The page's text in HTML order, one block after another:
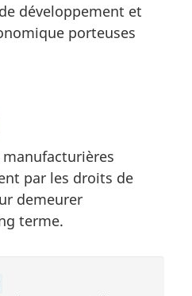
développement et
porteuses
par les droits de
demeurer
terme.